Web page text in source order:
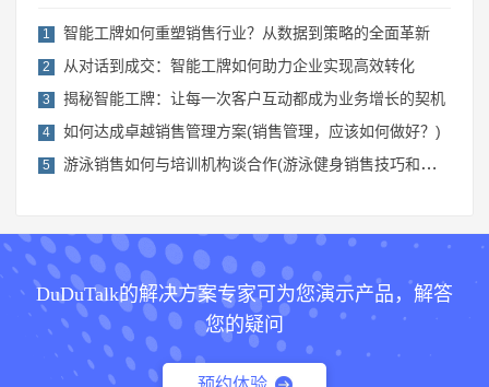
1 智能工牌如何重塑销售行业？从数据到策略的全面革新
2 从对话到成交：智能工牌如何助力企业实现高效转化
3 揭秘智能工牌：让每一次客户互动都成为业务增长的契机
4 如何达成卓越销售管理方案(销售管理，应该如何做好？)
5 游泳销售如何与培训机构谈合作(游泳健身销售技巧和话术)
DuDuTalk的解决方案专家可为您演示产品，解答
您的疑问